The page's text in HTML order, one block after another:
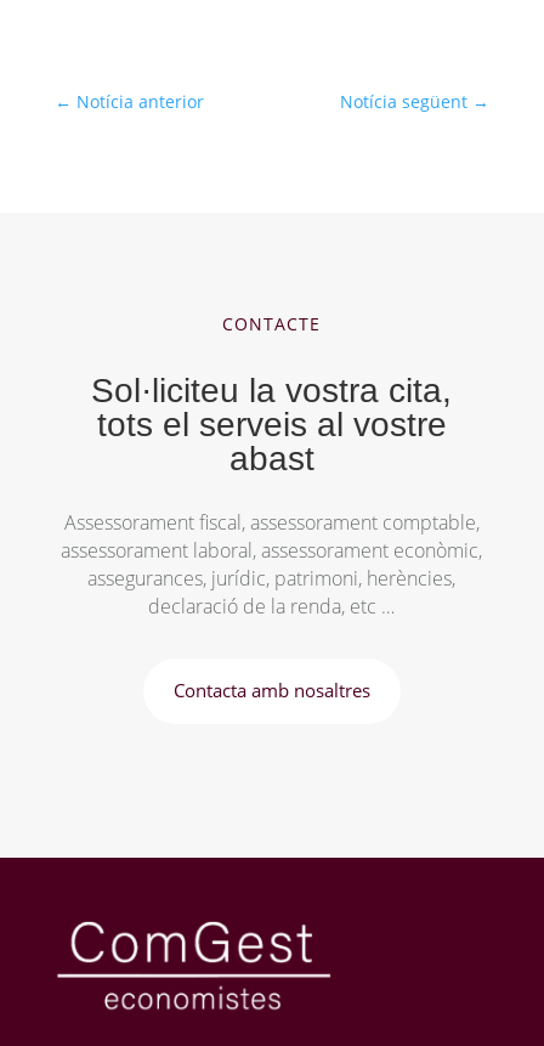
← Notícia anterior Notícia següent →
CONTACTE
Sol·liciteu la vostra cita,
tots el serveis al vostre
abast
Assessorament fiscal, assessorament comptable,
assessorament laboral, assessorament econòmic,
assegurances, jurídic, patrimoni, herències,
declaració de la renda, etc …
Contacta amb nosaltres